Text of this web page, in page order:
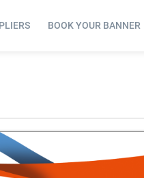
BOOK YOUR BANNER